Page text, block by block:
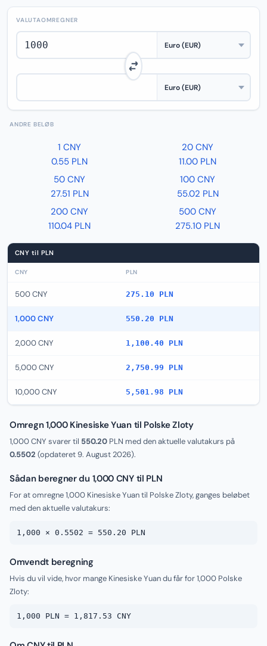
VALUTAOMREGNER
ANDRE BELØB
1 CNY
0.55 PLN
20 CNY
11.00 PLN
50 CNY
27.51 PLN
100 CNY
55.02 PLN
200 CNY
110.04 PLN
500 CNY
275.10 PLN
CNY til PLN
CNY PLN
500 CNY 275.10 PLN
1,000 CNY 550.20 PLN
2,000 CNY 1,100.40 PLN
5,000 CNY 2,750.99 PLN
10,000 CNY 5,501.98 PLN
Omregn 1,000 Kinesiske Yuan til Polske Zloty
1,000 CNY svarer til 550.20 PLN med den aktuelle valutakurs på
0.5502 (opdateret9. August 2026).
Sådan beregner du 1,000 CNY til PLN
For at omregne 1,000 Kinesiske Yuan til Polske Zloty, ganges beløbet
med den aktuelle valutakurs:
1,000 × 0.5502 = 550.20 PLN
Omvendt beregning
Hvis du vil vide, hvor mange Kinesiske Yuan du får for 1,000 Polske
Zloty:
1,000 PLN = 1,817.53 CNY